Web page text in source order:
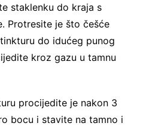
staklenku do kraja s
Protresite je što češće
do idućeg punog
kroz gazu u tamnu
procijedite je nakon 3
bocu i stavite na tamno i